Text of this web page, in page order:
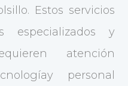
Estos servicios
especializados y
atención
personal